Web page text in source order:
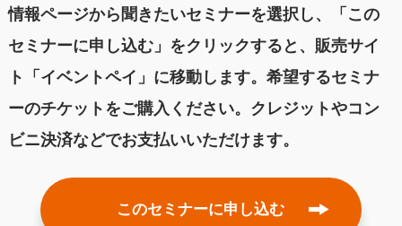
情報ページから聞きたいセミナーを選択し、「この
セミナーに申し込む」をクリックすると、販売サイ
ト「イベントペイ」に移動します。希望するセミナ
ーのチケットをご購入ください。クレジットやコン
ビニ決済などでお支払いいただけます。
このセミナーに申し込む